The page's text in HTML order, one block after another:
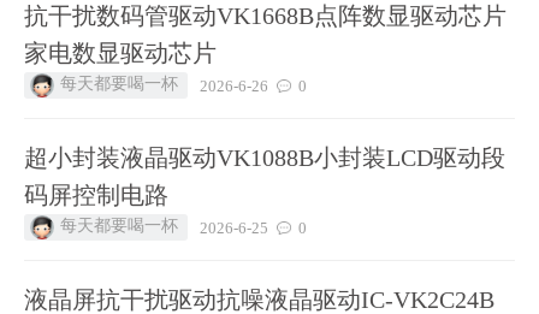
抗干扰数码管驱动VK1668B点阵数显驱动芯片
家电数显驱动芯片
每天都要喝一杯 2026-6-26 0
超小封装液晶驱动VK1088B小封装LCD驱动段
码屏控制电路
每天都要喝一杯 2026-6-25 0
液晶屏抗干扰驱动抗噪液晶驱动IC-VK2C24B